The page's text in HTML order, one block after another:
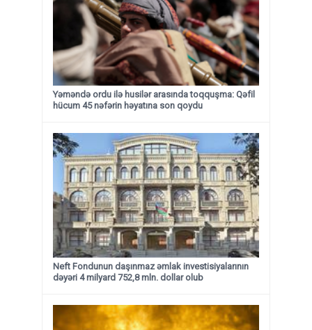
Yəməndə ordu ilə husilər arasında toqquşma: Qəfil
hücum 45 nəfərin həyatına son qoydu
Neft Fondunun daşınmaz əmlak investisiyalarının
dəyəri 4 milyard 752,8 mln. dollar olub